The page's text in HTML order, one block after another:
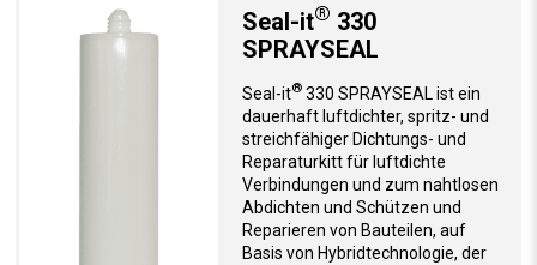
Seal-it® 330
SPRAYSEAL
Seal-it®330 SPRAYSEAL ist ein
dauerhaft luftdichter, spritz- und
streichfähiger Dichtungs- und
Reparaturkitt für luftdichte
Verbindungen und zum nahtlosen
Abdichten und Schützen und
Reparieren von Bauteilen, auf
Basis von Hybridtechnologie, der